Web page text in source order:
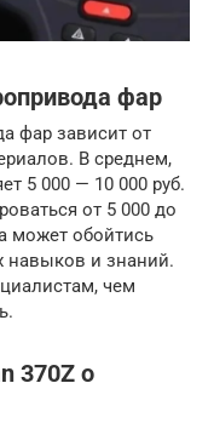
фар
фар зависит от
В среднем,
5 000 — 10 000 руб.
от 5 000 до
может обойтись
навыков и знаний.
чем
370Z о